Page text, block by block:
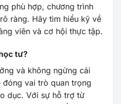
phù hợp, chương trình
ràng. Hãy tìm hiểu kỹ về
viên và cơ hội thực tập.
tư?
và không ngừng cải
vai trò quan trọng
dục. Với sự hỗ trợ từ